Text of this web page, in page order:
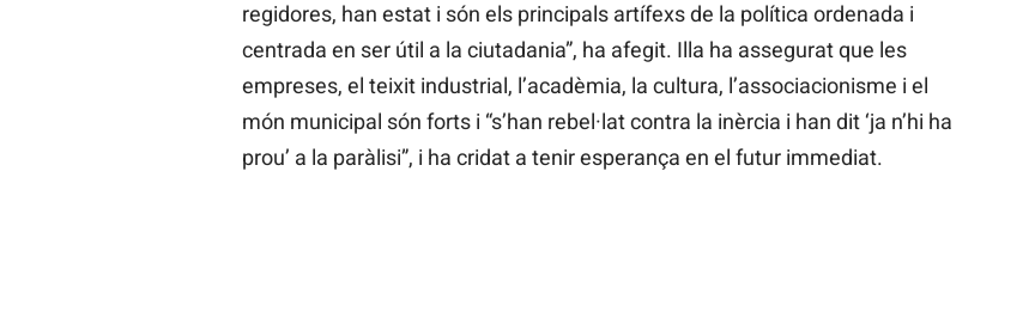
regidores, han estat i són els principals artífexs de la política ordenada i
centrada en ser útil a la ciutadania”, ha afegit. Illa ha assegurat que les
empreses, el teixit industrial, l’acadèmia, la cultura, l’associacionisme i el
món municipal són forts i “s’han rebel·lat contra la inèrcia i han dit ‘ja n’hi ha
prou’ a la paràlisi”, i ha cridat a tenir esperança en el futur immediat.